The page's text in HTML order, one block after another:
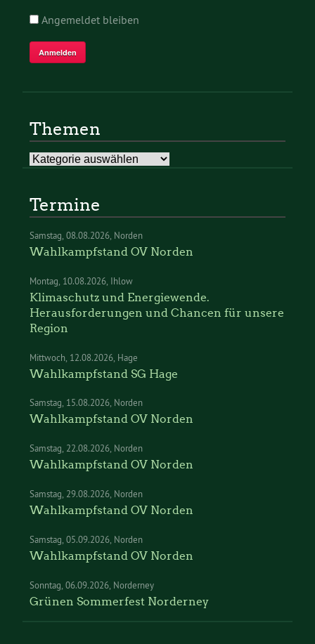
Angemeldet bleiben
Themen
Themen
Termine
Samstag 08.08.2026 Norden
Wahlkampfstand OV Norden
Montag 10.08.2026 Ihlow
Klimaschutz und Energiewende.
Herausforderungen und Chancen für unsere
Region
Mittwoch 12.08.2026 Hage
Wahlkampfstand SG Hage
Samstag 15.08.2026 Norden
Wahlkampfstand OV Norden
Samstag 22.08.2026 Norden
Wahlkampfstand OV Norden
Samstag 29.08.2026 Norden
Wahlkampfstand OV Norden
Samstag 05.09.2026 Norden
Wahlkampfstand OV Norden
Sonntag 06.09.2026 Norderney
Grünen Sommerfest Norderney